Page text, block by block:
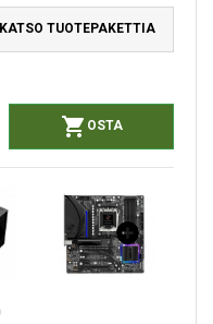
KATSO TUOTEPAKETTIA
 OSTA